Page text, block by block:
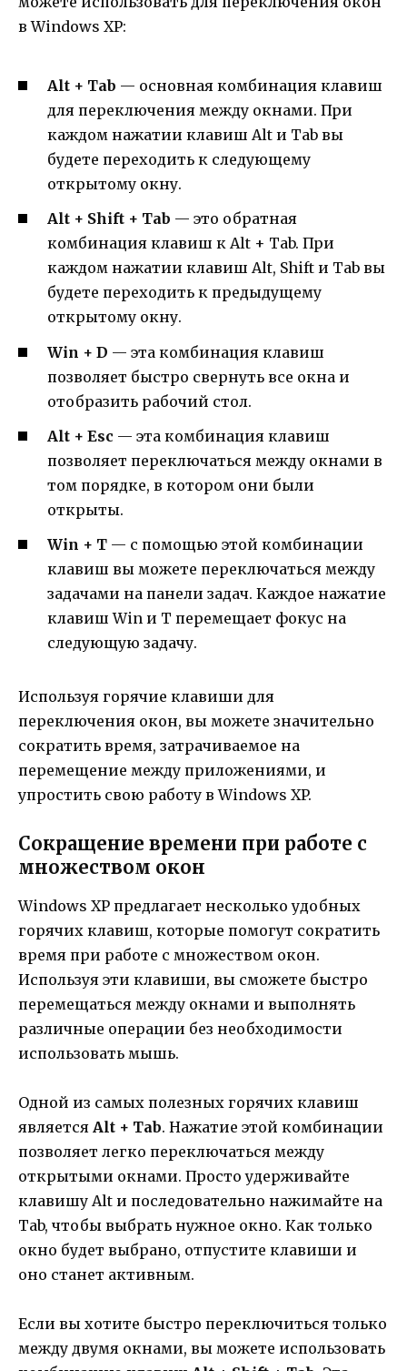
в Windows XP:
Alt + Tab — основная комбинация клавиш
для переключения между окнами. При
каждом нажатии клавиш Alt и Tab вы
будете переходить к следующему
открытому окну.
Alt + Shift + Tab — это обратная
комбинация клавиш к Alt + Tab. При
каждом нажатии клавиш Alt, Shift и Tab вы
будете переходить к предыдущему
открытому окну.
Win + D — эта комбинация клавиш
позволяет быстро свернуть все окна и
отобразить рабочий стол.
Alt + Esc — эта комбинация клавиш
позволяет переключаться между окнами в
том порядке, в котором они были
открыты.
Win + T — с помощью этой комбинации
клавиш вы можете переключаться между
задачами на панели задач. Каждое нажатие
клавиш Win и T перемещает фокус на
следующую задачу.
Используя горячие клавиши для
переключения окон, вы можете значительно
сократить время, затрачиваемое на
перемещение между приложениями, и
упростить свою работу в Windows XP.
Сокращение времени при работе с
множеством окон
Windows XP предлагает несколько удобных
горячих клавиш, которые помогут сократить
время при работе с множеством окон.
Используя эти клавиши, вы сможете быстро
перемещаться между окнами и выполнять
различные операции без необходимости
использовать мышь.
Одной из самых полезных горячих клавиш
является Alt + Tab. Нажатие этой комбинации
позволяет легко переключаться между
открытыми окнами. Просто удерживайте
клавишу Alt и последовательно нажимайте на
Tab, чтобы выбрать нужное окно. Как только
окно будет выбрано, отпустите клавиши и
оно станет активным.
Если вы хотите быстро переключиться только
между двумя окнами, вы можете использовать